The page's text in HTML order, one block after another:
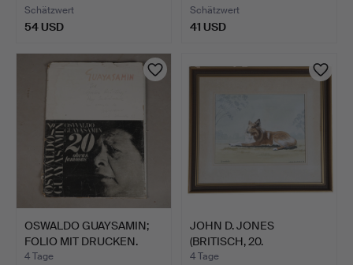
Schätzwert
54 USD
Schätzwert
41 USD
OSWALDO GUAYSAMIN;
FOLIO MIT DRUCKEN.
4 Tage
JOHN D. JONES
(BRITISCH, 20.
JAHRHUNDERT) …
4 Tage